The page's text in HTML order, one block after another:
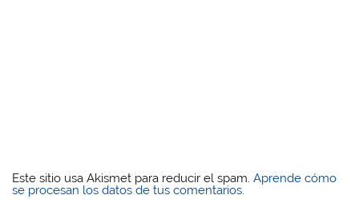
Este sitio usa Akismet para reducir el spam.Aprende cómo
se procesan los datos de tus comentarios.